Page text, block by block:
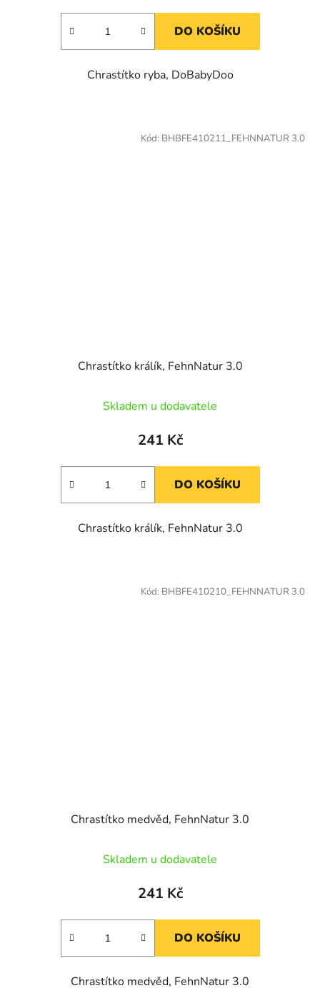
DO KOŠÍKU
Chrastítko ryba, DoBabyDoo
Chrastítko králík, FehnNatur 3.0
Skladem u dodavatele
241 Kč
DO KOŠÍKU
Chrastítko králík, FehnNatur 3.0
Kód: BHBFE410211_FEHNNATUR 3.0
Chrastítko medvěd, FehnNatur 3.0
Skladem u dodavatele
241 Kč
DO KOŠÍKU
Chrastítko medvěd, FehnNatur 3.0
Kód: BHBFE410210_FEHNNATUR 3.0